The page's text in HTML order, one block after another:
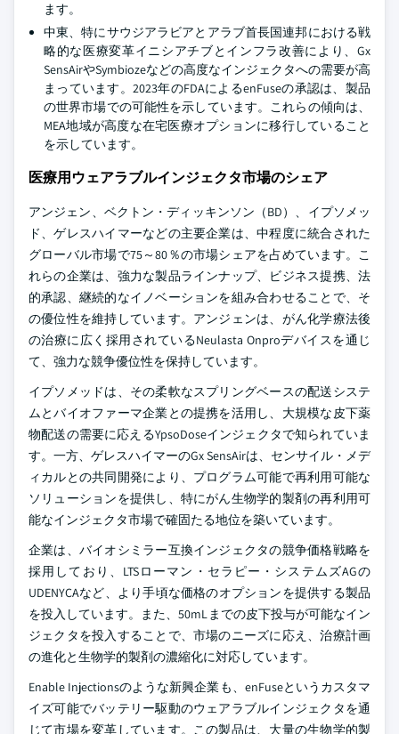
ます。
中東、特にサウジアラビアとアラブ首長国連邦における戦
略的な医療変革イニシアチブとインフラ改善により、Gx
SensAirやSymbiozeなどの高度なインジェクタへの需要が高
まっています。2023年のFDAによるenFuseの承認は、製品
の世界市場での可能性を示しています。これらの傾向は、
MEA地域が高度な在宅医療オプションに移行していること
を示しています。
医療用ウェアラブルインジェクタ市場のシェア
アンジェン、ベクトン・ディッキンソン（BD）、イプソメッ
ド、ゲレスハイマーなどの主要企業は、中程度に統合された
グローバル市場で75～80％の市場シェアを占めています。こ
れらの企業は、強力な製品ラインナップ、ビジネス提携、法
的承認、継続的なイノベーションを組み合わせることで、そ
の優位性を維持しています。アンジェンは、がん化学療法後
の治療に広く採用されているNeulasta Onproデバイスを通じ
て、強力な競争優位性を保持しています。
イプソメッドは、その柔軟なスプリングベースの配送システ
ムとバイオファーマ企業との提携を活用し、大規模な皮下薬
物配送の需要に応えるYpsoDoseインジェクタで知られていま
す。一方、ゲレスハイマーのGx SensAirは、センサイル・メデ
ィカルとの共同開発により、プログラム可能で再利用可能な
ソリューションを提供し、特にがん生物学的製剤の再利用可
能なインジェクタ市場で確固たる地位を築いています。
企業は、バイオシミラー互換インジェクタの競争価格戦略を
採用しており、LTSローマン・セラピー・システムズAGの
UDENYCAなど、より手頃な価格のオプションを提供する製品
を投入しています。また、50mLまでの皮下投与が可能なイン
ジェクタを投入することで、市場のニーズに応え、治療計画
の進化と生物学的製剤の濃縮化に対応しています。
Enable Injectionsのような新興企業も、enFuseというカスタマ
イズ可能でバッテリー駆動のウェアラブルインジェクタを通
じて市場を変革しています。この製品は、大量の生物学的製